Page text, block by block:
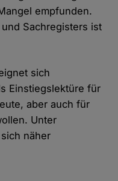
empfunden.
Sachregisters ist
sich
Einstiegslektüre für
aber auch für
Unter
näher